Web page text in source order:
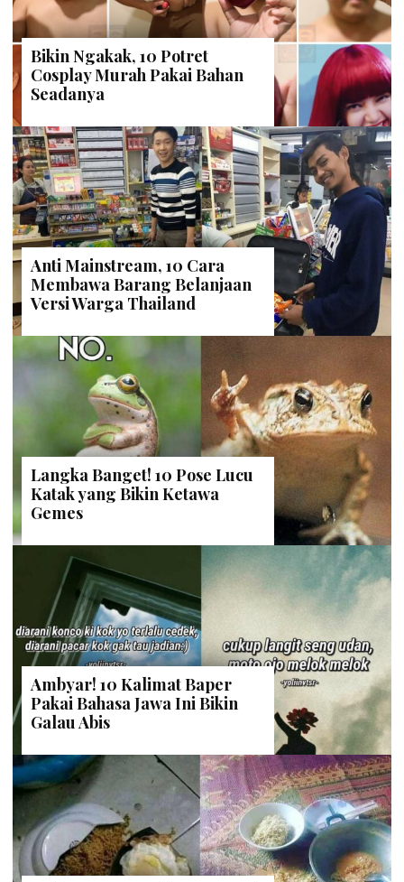
Bikin Ngakak, 10 Potret
Cosplay Murah Pakai Bahan
Seadanya
Anti Mainstream, 10 Cara
Membawa Barang Belanjaan
Versi Warga Thailand
Langka Banget! 10 Pose Lucu
Katak yang Bikin Ketawa
Gemes
Ambyar! 10 Kalimat Baper
Pakai Bahasa Jawa Ini Bikin
Galau Abis